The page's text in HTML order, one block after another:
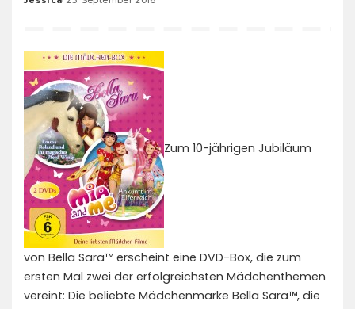
Posted
Zum 10-jährigen Jubiläum
von Bella Sara™ erscheint eine DVD-Box, die zum
ersten Mal zwei der erfolgreichsten Mädchenthemen
vereint: Die beliebte Mädchenmarke Bella Sara™, die